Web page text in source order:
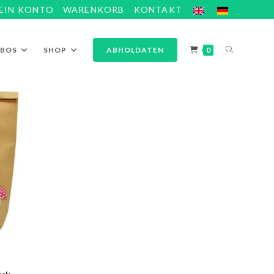
KONTO WARENKORB KONTAKT
SHOP ABHOLDATEN 0